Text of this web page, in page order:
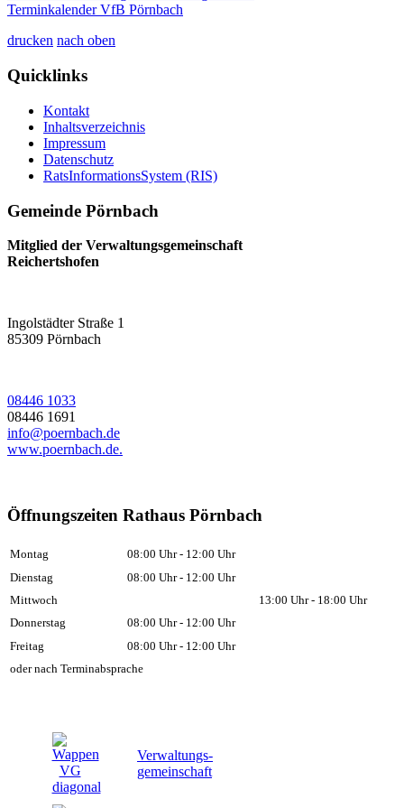
Terminkalender VfB Pörnbach
drucken nach oben
Quicklinks
Kontakt
Inhaltsverzeichnis
Impressum
Datenschutz
RatsInformationsSystem (RIS)
Gemeinde Pörnbach
Mitglied der Verwaltungsgemeinschaft
Reichertshofen
Ingolstädter Straße 1
85309 Pörnbach
08446 1033
08446 1691
info@poernbach.de
www.poernbach.de.
Öffnungszeiten Rathaus Pörnbach
Montag
08:00 Uhr - 12:00 Uhr
Dienstag
08:00 Uhr - 12:00 Uhr
Mittwoch
13:00 Uhr - 18:00 Uhr
Donnerstag
08:00 Uhr - 12:00 Uhr
Freitag
08:00 Uhr - 12:00 Uhr
oder nach Terminabsprache
Verwaltungs-
gemeinschaft